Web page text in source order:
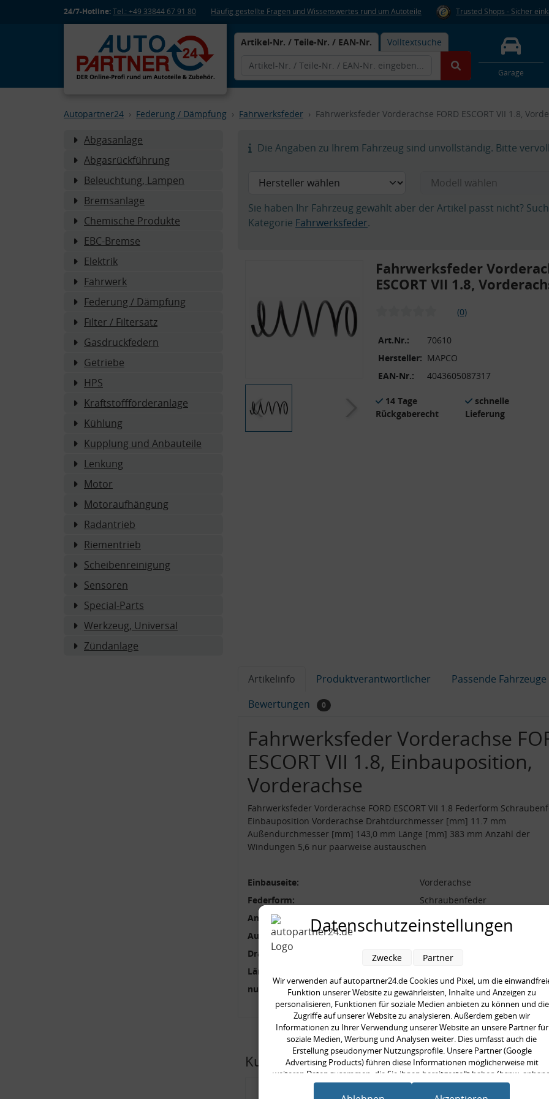
24/7-Hotline:Tel.: +49 33844 67 91 80 Häufig gestellte Fragen und Wissenswertes rund um Autoteile Trusted Shops - Sicher
Artikel-Nr. / Teile-Nr. / EAN-Nr. Volltextsuche
Garage
Autopartner24 Federung / Dämpfung Fahrwerksfeder Fahrwerksfeder Vorderachse FORD ESCORT VII 1.8,
Abgasanlage
Abgasrückführung
Beleuchtung, Lampen
Bremsanlage
Chemische Produkte
EBC-Bremse
Elektrik
Fahrwerk
Federung / Dämpfung
Filter / Filtersatz
Gasdruckfedern
Getriebe
HPS
Kraftstoffförderanlage
Kühlung
Kupplung und Anbauteile
Lenkung
Motor
Motoraufhängung
Radantrieb
Riementrieb
Scheibenreinigung
Sensoren
Special-Parts
Werkzeug, Universal
Zündanlage
Die Angaben zu Ihrem Fahrzeug sind unvollständig. Bitte
Sie haben Ihr Fahrzeug gewählt aber der Artikel passt nicht?
Kategorie Fahrwerksfeder.
Fahrwerksfeder
ESCORT VII 1.8,
(0)
Art.Nr.:
70610
Hersteller: MAPCO
EAN-Nr.:
4043605087317
14 Tage
Rückgaberecht
schnelle
Lieferung
Artikelinfo Produktverantwortlicher
Passende Fahrzeuge
Bewertungen
0
Fahrwerksfeder Vorderachse
ESCORT VII 1.8, Einbauposition,
Vorderachse
Fahrwerksfeder Vorderachse FORD ESCORT VII 1.8 Federform
Einbauposition Vorderachse Drahtdurchmesser [mm] 11.7 mm
Außendurchmesser [mm] 143,0 mm Länge [mm] 383 mm Anzahl der
Windungen 5,6 nur paarweise austauschen
Einbauseite:
Vorderachse
Federform:
Schraubenfeder
Anzahl der Windungen:
5,6
Außendurchmesser [mm]:
143,0 mm
Drahtdurchmesser [mm]:
11.7 mm
Länge [mm]:
nur paarweise austauschen:
Kunden kauften auch
Datenschutzeinstellungen
Wir verwenden auf autopartner24.de Cookies und Pixel, um die
Funktion unserer Website zu gewährleisten, Inhalte und Anzeigen zu
personalisieren, Funktionen für soziale Medien anbieten zu können und die
Zugriffe auf unserer Website zu analysieren. Außerdem geben wir
Informationen zu Ihrer Verwendung unserer Website an unsere Partner für
soziale Medien, Werbung und Analysen weiter. Dies umfasst auch die
Erstellung pseudonymer Nutzungsprofile. Unsere Partner (Google
Advertising Products) führen diese Informationen möglicherweise mit
weiteren Daten zusammen, die Sie ihnen bereitgestellt haben (bspw.
eines persönlichen Accounts) oder welche sie im Rahmen Ihrer Nutzung der
Zwecke Partner